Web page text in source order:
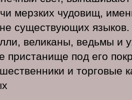
мерзких чудовищ,
существующих языков.
великаны, ведьмы и
пристанище под его
и торговые